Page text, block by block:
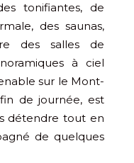
tonifiantes, de
des saunas,
des salles de
à ciel
sur le Mont-
de journée, est
détendre tout en
de quelques